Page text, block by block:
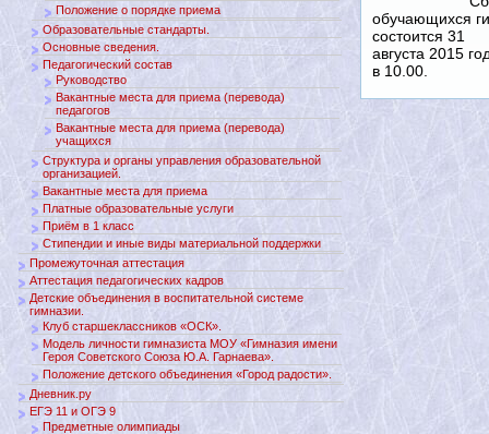
обучающихся
состоится 31
августа 2015
в 10.00.
Положение о порядке приема
Образовательные стандарты.
Основные сведения.
Педагогический состав
Руководство
Вакантные места для приема (перевода)
педагогов
Вакантные места для приема (перевода)
учащихся
Структура и органы управления образовательной
организацией.
Вакантные места для приема
Платные образовательные услуги
Приём в 1 класс
Стипендии и иные виды материальной поддержки
Промежуточная аттестация
Аттестация педагогических кадров
Детские объединения в воспитательной системе
гимназии.
Клуб старшеклассников «ОСК».
Модель личности гимназиста МОУ «Гимназия имени
Героя Советского Союза Ю.А. Гарнаева».
Положение детского объединения «Город радости».
Дневник.ру
ЕГЭ 11 и ОГЭ 9
Предметные олимпиады